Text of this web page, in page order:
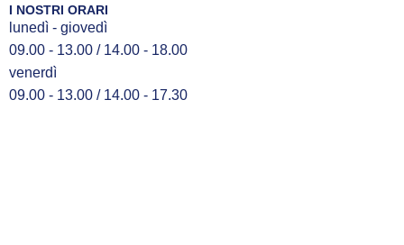
I NOSTRI ORARI
lunedì - giovedì
09.00 - 13.00 / 14.00 - 18.00
venerdì
09.00 - 13.00 / 14.00 - 17.30